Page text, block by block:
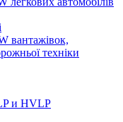
вантажівок,
техніки
и HVLP